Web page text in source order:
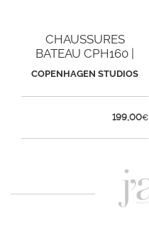
CHAUSSURES
BATEAU CPH160 |
LÉOPARD
COPENHAGEN STUDIOS
199,00€